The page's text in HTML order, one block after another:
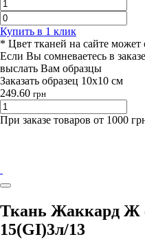
Купить в 1 клик
* Цвет тканей на сайте может
Если Вы сомневаетесь в
выслать Вам образцы
Заказать образец 10х10 см
249.60 грн
При заказе товаров от 1000
Ткань Жаккард Ж
15(GI)3л/13